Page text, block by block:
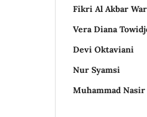
Fikri Al Akbar
Vera Diana
Devi Oktaviani
Nur Syamsi
Muhammad Nasir